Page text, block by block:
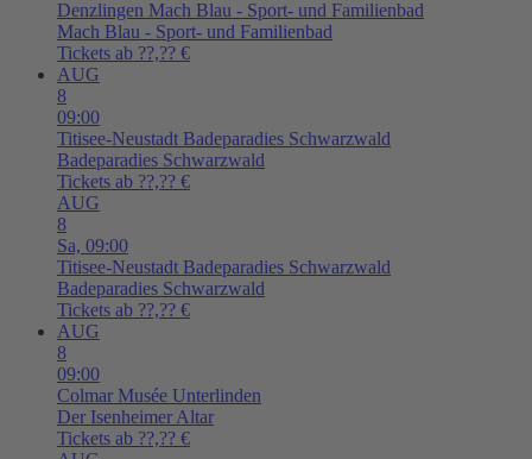
Denzlingen Mach Blau - Sport- und Familienbad
Mach Blau - Sport- und Familienbad
Tickets ab ??,?? €
AUG
8
09:00
Titisee-Neustadt Badeparadies Schwarzwald
Badeparadies Schwarzwald
Tickets ab ??,?? €
AUG
8
Sa, 09:00
Titisee-Neustadt Badeparadies Schwarzwald
Badeparadies Schwarzwald
Tickets ab ??,?? €
AUG
8
09:00
Colmar Musée Unterlinden
Der Isenheimer Altar
Tickets ab ??,?? €